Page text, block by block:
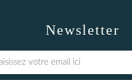
Newsletter